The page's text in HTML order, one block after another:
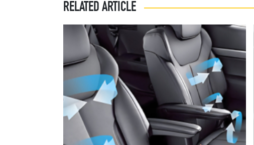
RELATED ARTICLE